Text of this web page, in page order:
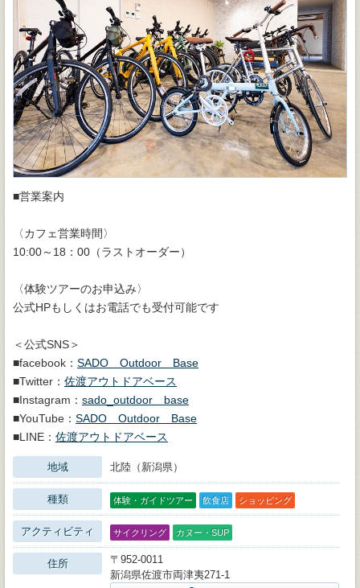
■営業案内
〈カフェ営業時間〉
10:00～18：00（ラストオーダー）
〈体験ツアーのお申込み〉
公式HPもしくはお電話でも受付可能です
＜公式SNS＞
■facebook： SADO Outdoor Base
■Twitter： 佐渡アウトドアベース
■Instagram： sado_outdoor＿base
■YouTube： SADO Outdoor Base
■LINE： 佐渡アウトドアベース
地域 北陸（新潟県）
種類 体験・ガイドツアー 飲食店 ショッピング
アクティビティ サイクリング カヌー・SUP
住所
〒952-0011
新潟県佐渡市両津夷271-1